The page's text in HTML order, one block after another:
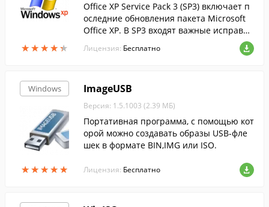
★★★★★
★★★★★
Office XP Service Pack 3 (SP3) включает п
оследние обновления пакета Microsoft
Office XP. В SP3 входят важные исправле
ния, повышающие безопасность, а такж
е улучшающие надежность и быстроту.
Лицензия: Бесплатно
Windows
★★★★★
★★★★★
ImageUSB
Версия: 1.5.1003 (2.39 МБ)
Портативная программа, с помощью кот
орой можно создавать образы USB-фле
шек в формате BIN,IMG или ISO.
Лицензия: Бесплатно